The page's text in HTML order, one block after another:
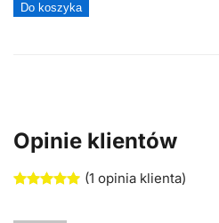
do
100ml
Do koszyka
Opinie klientów
Oceniony 5.00na 5
1(1 opinia klienta)